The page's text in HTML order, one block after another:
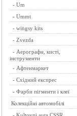
- Um
- Ummt
- wingsy kits
- Zvezda
- Аерографи, кисті,
інструменти
- Афтенмаркет
- Східний експрес
- Фарби пігменти і клеї
Колекційні автомобілі